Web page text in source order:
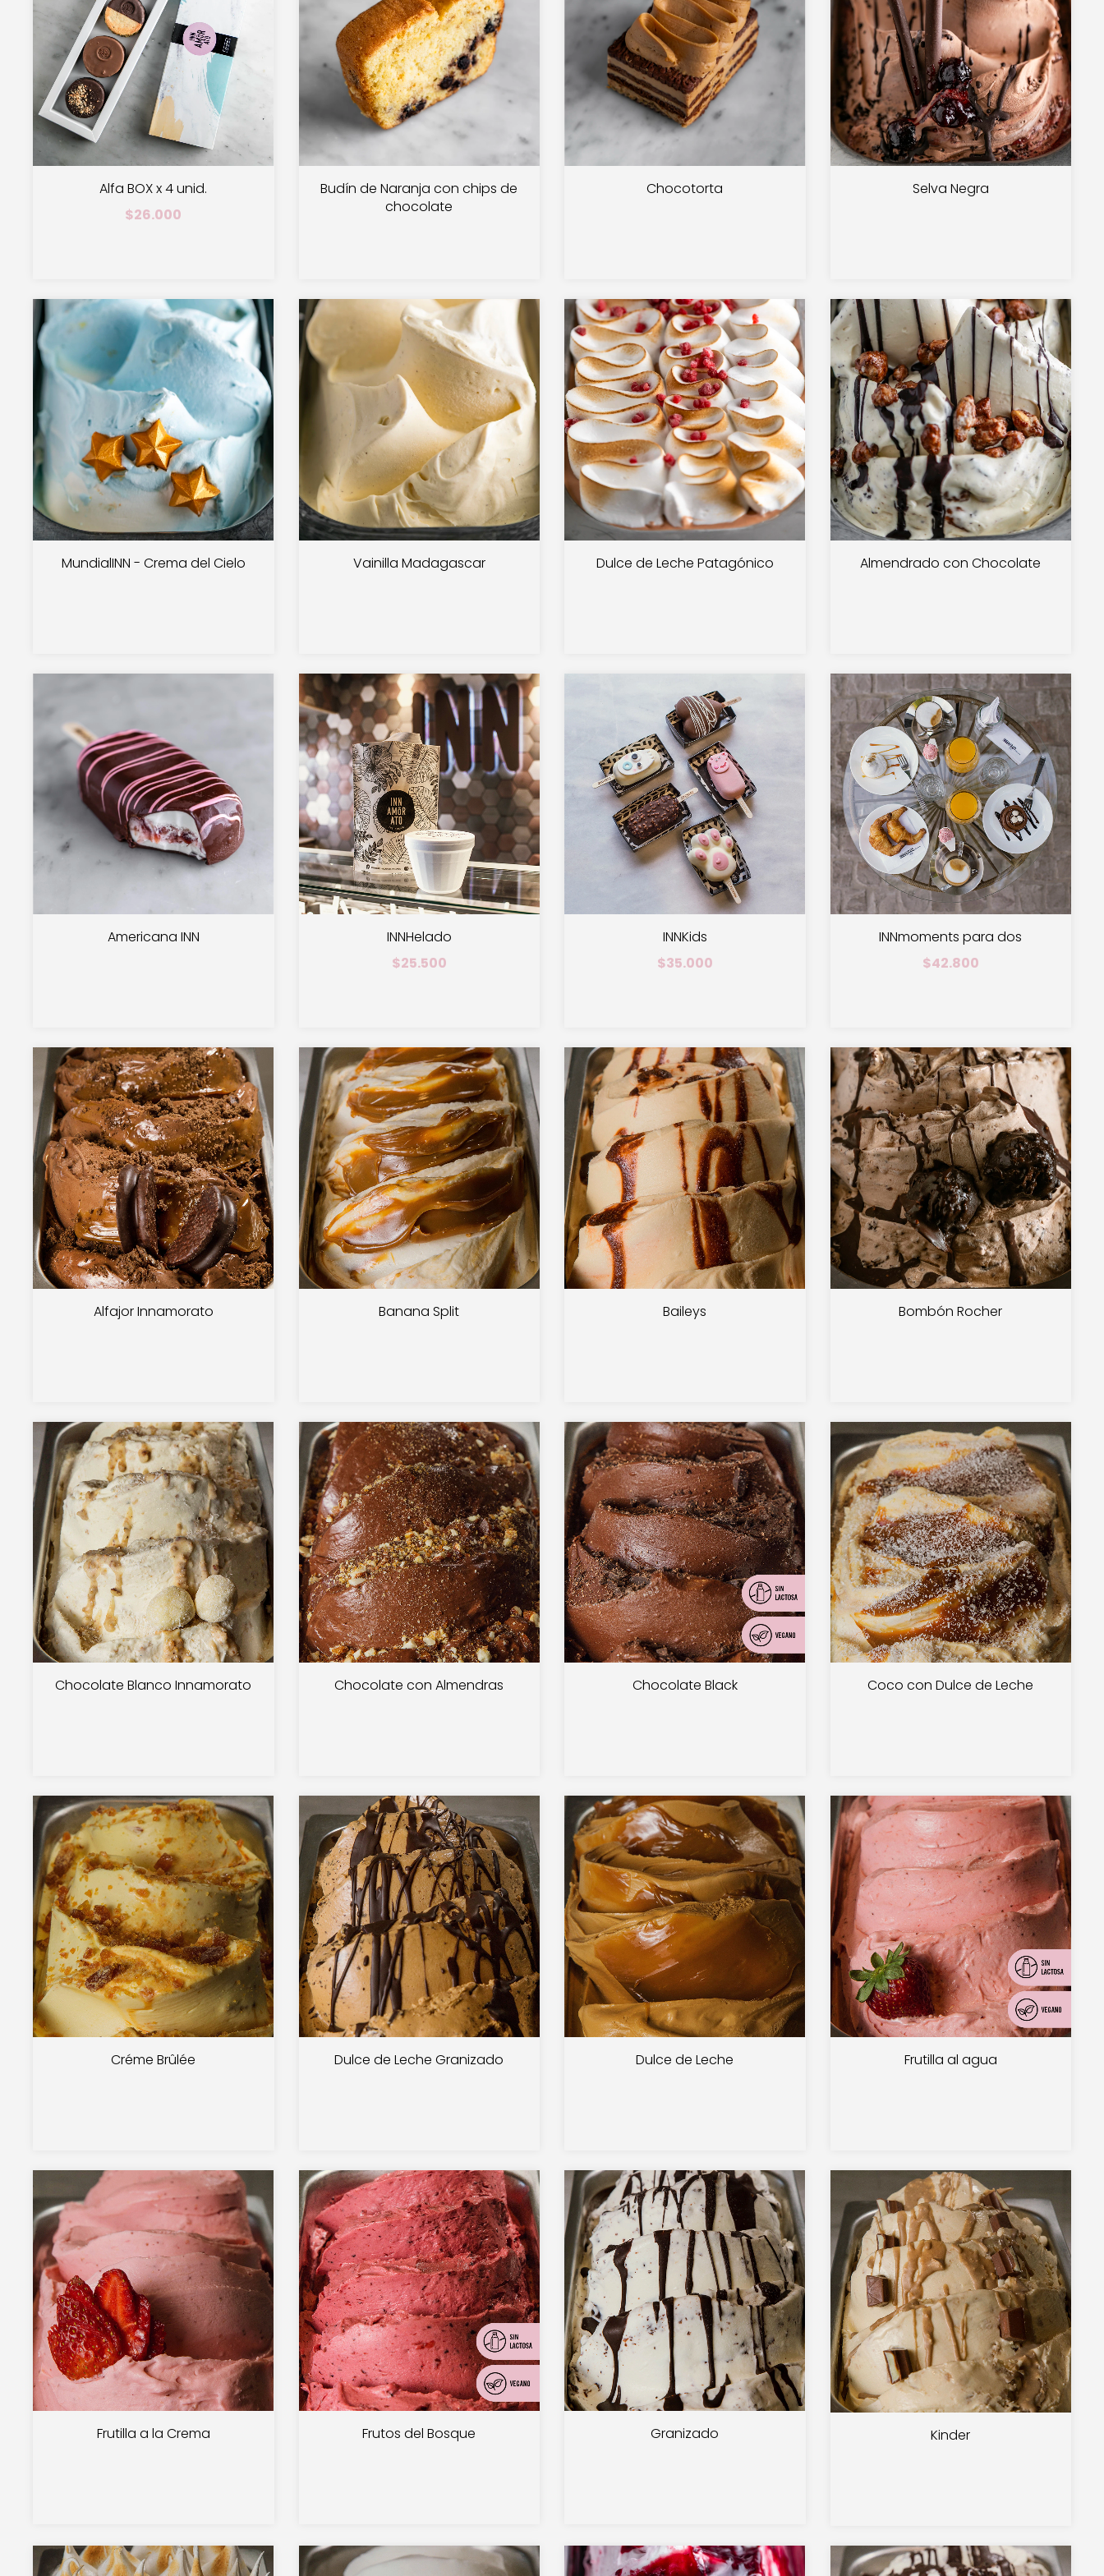
Alfa BOX x 4 unid.
$26.000
Budín de Naranja con chips de
chocolate
Chocotorta Selva Negra
MundialINN - Crema del Cielo Vainilla Madagascar Dulce de Leche Patagónico Almendrado con Chocolate
Americana INN
INNHelado
$25.500
INNKids
$35.000
INNmoments para dos
$42.800
Alfajor Innamorato Banana Split Baileys Bombón Rocher
Chocolate Blanco Innamorato Chocolate con Almendras Chocolate Black Coco con Dulce de Leche
Créme Brûlée Dulce de Leche Granizado Dulce de Leche Frutilla al agua
Frutilla a la Crema Frutos del Bosque Granizado Kinder